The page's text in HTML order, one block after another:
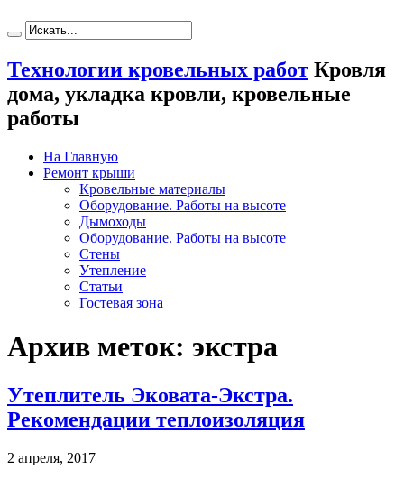
Технологии кровельных работ Кровля
дома, укладка кровли, кровельные
работы
На Главную
Ремонт крыши
Кровельные материалы
Оборудование. Работы на высоте
Дымоходы
Оборудование. Работы на высоте
Стены
Утепление
Статьи
Гостевая зона
Архив меток: экстра
Утеплитель Эковата-Экстра.
Рекомендации теплоизоляция
2 апреля, 2017